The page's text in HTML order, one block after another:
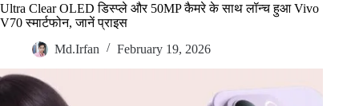
Ultra Clear OLED डिस्प्ले और 50MP कैमरे के साथ लॉन्च हुआ Vivo
V70 स्मार्टफोन, जानें प्राइस
Md.Irfan
February 19, 2026